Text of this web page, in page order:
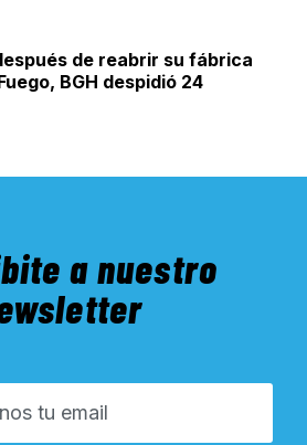
de reabrir su fábrica
BGH despidió 24
a nuestro